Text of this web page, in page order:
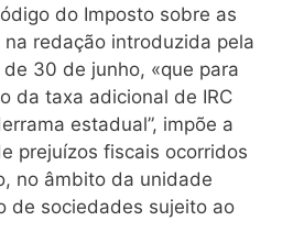
do Imposto sobre as
na redação introduzida pela
de 30 de junho, «que para
da taxa adicional de IRC
estadual”, impõe a
prejuízos fiscais ocorridos
no âmbito da unidade
de sociedades sujeito ao